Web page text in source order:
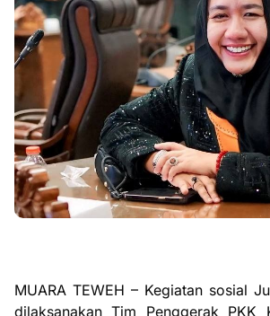
MUARA TEWEH – Kegiatan sosial
dilaksanakan Tim Penggerak PKK